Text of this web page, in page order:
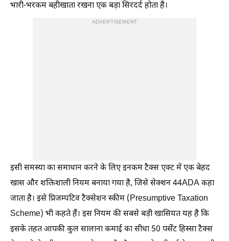
भारी-भरकम बहीखाता रखना एक बड़ा सिरदर्द होता है।
ADVERTISEMENT
इसी समस्या का समाधान करने के लिए इनकम टैक्स एक्ट में एक बेहद
खास और शक्तिशाली नियम बनाया गया है, जिसे सेक्शन 44ADA कहा
जाता है। इसे प्रिजम्पटिव टैक्सेशन स्कीम (Presumptive Taxation
Scheme) भी कहते हैं। इस नियम की सबसे बड़ी खासियत यह है कि
इसके तहत आपकी कुल सालाना कमाई का सीधा 50 पर्सेंट हिस्सा टैक्स